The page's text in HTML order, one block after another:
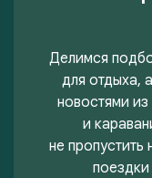
Делимся
для отдыха,
новостями
и
не пропустить